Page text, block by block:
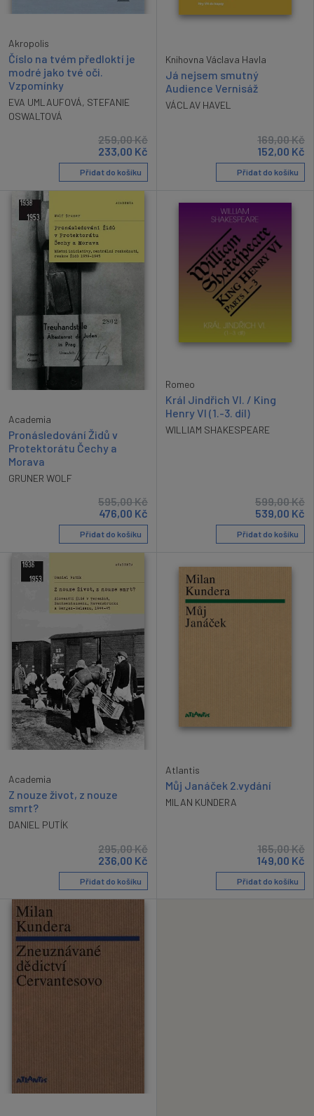
Akropolis
Číslo na tvém předloktí je
modré jako tvé oči.
Vzpomínky
EVA UMLAUFOVÁ, STEFANIE
OSWALTOVÁ
259,00Kč
233,00 Kč
Přidat do košíku
Knihovna Václava Havla
Já nejsem smutný
Audience Vernisáž
VÁCLAV HAVEL
169,00Kč
152,00 Kč
Přidat do košíku
Academia
Pronásledování Židů v
Protektorátu Čechy a
Morava
GRUNER WOLF
595,00Kč
476,00 Kč
Přidat do košíku
Romeo
Král Jindřich VI. / King
Henry VI (1.-3. díl)
WILLIAM SHAKESPEARE
599,00Kč
539,00 Kč
Přidat do košíku
Academia
Z nouze život, z nouze
smrt?
DANIEL PUTÍK
295,00Kč
236,00 Kč
Přidat do košíku
Atlantis
Můj Janáček 2.vydání
MILAN KUNDERA
165,00Kč
149,00 Kč
Přidat do košíku